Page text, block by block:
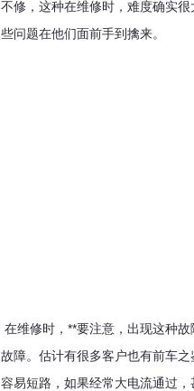
不修，这种在维修时，难度确实
些问题在他们面前手到擒来。
在维修时，**要注意，出现这种故
故障。估计有很多客户也有前车
容易短路，如果经常大电流通过，